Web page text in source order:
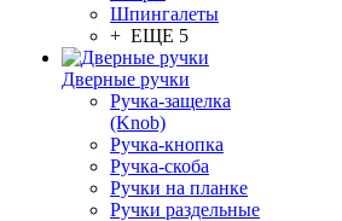
Шпингалеты
+ ЕЩЕ 5
Дверные ручки
Ручка-защелка
(Knob)
Ручка-кнопка
Ручка-скоба
Ручки на планке
Ручки раздельные